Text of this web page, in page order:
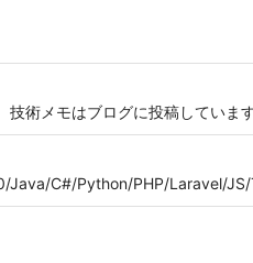
技術メモはブログに投稿してい
Java/C#/Python/PHP/Laravel/